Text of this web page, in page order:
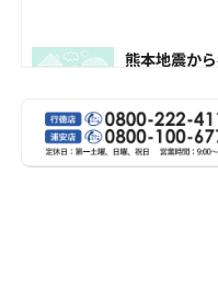
熊本地震か
受けられた
す。 今回の